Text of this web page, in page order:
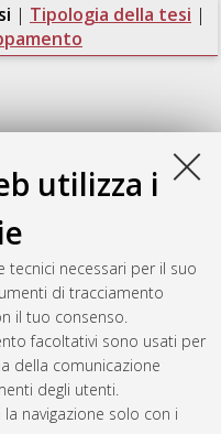
utilizza i
necessari per il suo
di tracciamento
il tuo consenso.
facoltativi sono usati per
della comunicazione
degli utenti.
navigazione solo con i
| Tipologia della tesi |
Sea 100 years ago
magistrale], Università di
marina [LM-DM270] -
7 08:26:47 2026 CEST